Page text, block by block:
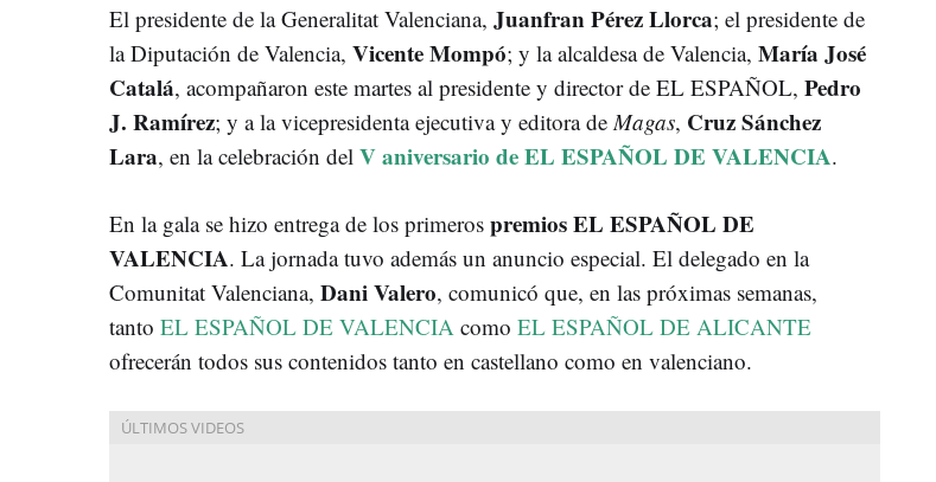
El presidente de la Generalitat Valenciana, Juanfran Pérez Llorca; el presidente de
la Diputación de Valencia, Vicente Mompó; y la alcaldesa de Valencia, María José
Catalá, acompañaron este martes al presidente y director de EL ESPAÑOL, Pedro
J. Ramírez; y a la vicepresidenta ejecutiva y editora de Magas, Cruz Sánchez
Lara, en la celebración del V aniversario de EL ESPAÑOL DE VALENCIA.
En la gala se hizo entrega de los primeros premios EL ESPAÑOL DE
VALENCIA. La jornada tuvo además un anuncio especial. El delegado en la
Comunitat Valenciana, Dani Valero, comunicó que, en las próximas semanas,
tanto EL ESPAÑOL DE VALENCIA como EL ESPAÑOL DE ALICANTE
ofrecerán todos sus contenidos tanto en castellano como en valenciano.